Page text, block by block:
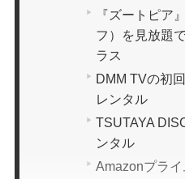
『ズートピア
フ）を見放題
ラス
DMM TVの初
レンタル
TSUTAYA
ンタル
Amazonプラ